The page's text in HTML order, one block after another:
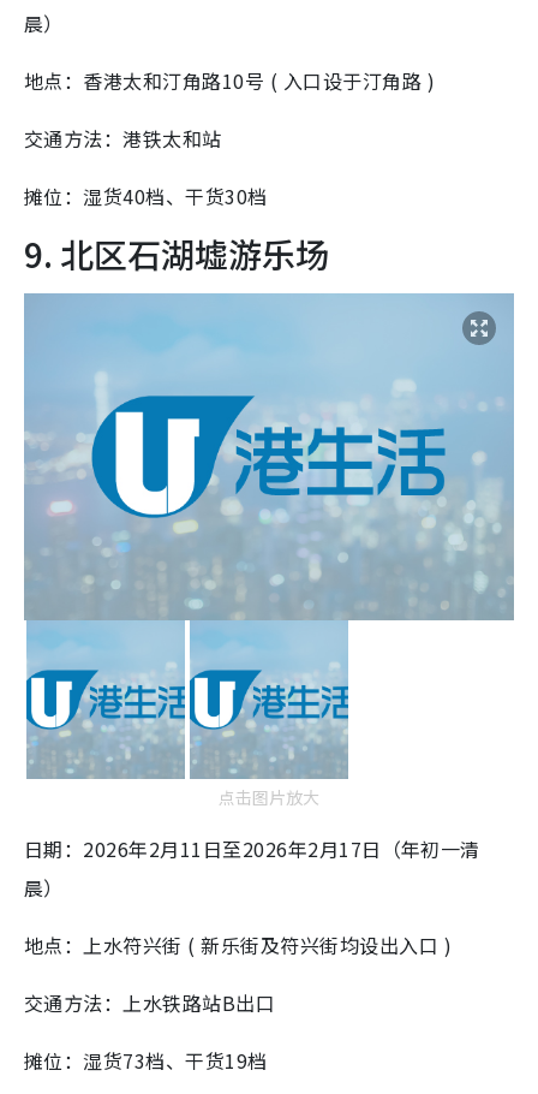
晨）
地点：香港太和汀角路10号 ( 入口设于汀角路 )
交通方法：港铁太和站
摊位：湿货40档、干货30档
9. 北区石湖墟游乐场
点击图片放大
日期：2026年2月11日至2026年2月17日（年初一清
晨）
地点：上水符兴街 ( 新乐街及符兴街均设出入口 )
交通方法：上水铁路站B出口
摊位：湿货73档、干货19档